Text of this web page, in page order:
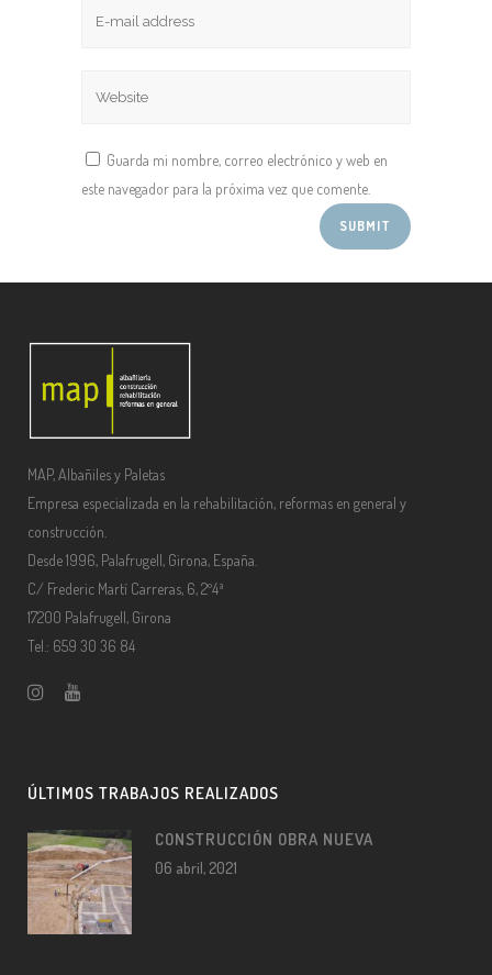
Guarda mi nombre, correo electrónico y web en
este navegador para la próxima vez que comente.
MAP, Albañiles y Paletas
Empresa especializada en la rehabilitación, reformas en general y
construcción.
Desde 1996, Palafrugell, Girona, España.
C/ Frederic Martí Carreras, 6, 2º4ª
17200 Palafrugell, Girona
Tel.: 659 30 36 84
ÚLTIMOS TRABAJOS REALIZADOS
CONSTRUCCIÓN OBRA NUEVA
06 abril, 2021